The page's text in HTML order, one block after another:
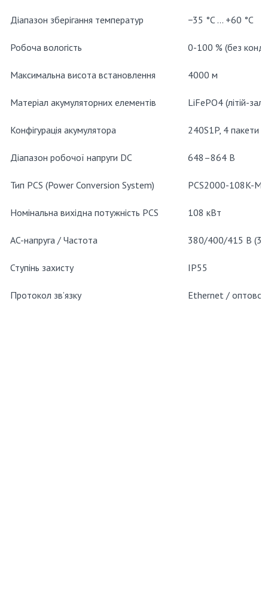
Діапазон зберігання температур −35 °C … +60 °C
Робоча вологість 0-100 % (без
Максимальна висота встановлення 4000 м
Матеріал акумуляторних елементів LiFePO4 (літій-
Конфігурація акумулятора 240S1P, 4 пакети
Діапазон робочої напруги DC 648–864 В
Тип PCS (Power Conversion System) PCS2000-108K-
Номінальна вихідна потужність PCS 108 кВт
AC-напруга / Частота 380/400/415 В
Ступінь захисту IP55
Протокол зв’язку Ethernet /